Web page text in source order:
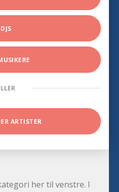
DJS
ARTISTER
her til venstre. I